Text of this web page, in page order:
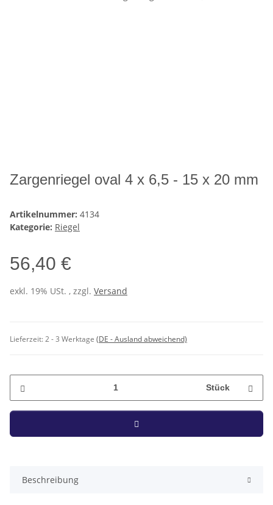
Zargenriegel oval 4 x 6,5 - 15 x 20 mm
Artikelnummer: 4134
Kategorie: Riegel
56,40 €
exkl. 19% USt. , zzgl. Versand
Lieferzeit:2 - 3 Werktage (DE - Ausland abweichend)
Stück
Beschreibung